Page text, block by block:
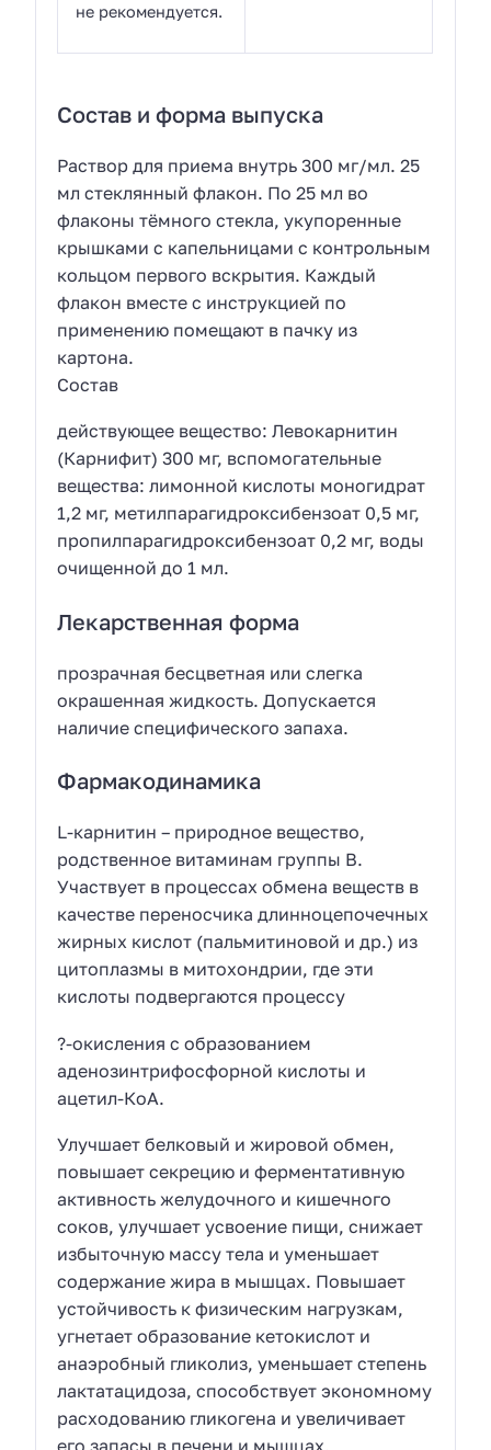
не рекомендуется.
Состав и форма выпуска
Раствор для приема внутрь 300 мг/мл. 25
мл стеклянный флакон. По 25 мл во
флаконы тёмного стекла, укупоренные
крышками с капельницами с контрольным
кольцом первого вскрытия. Каждый
флакон вместе с инструкцией по
применению помещают в пачку из
картона.
Состав
действующее вещество: Левокарнитин
(Карнифит) 300 мг, вспомогательные
вещества: лимонной кислоты моногидрат
1,2 мг, метилпарагидроксибензоат 0,5 мг,
пропилпарагидроксибензоат 0,2 мг, воды
очищенной до 1 мл.
Лекарственная форма
прозрачная бесцветная или слегка
окрашенная жидкость. Допускается
наличие специфического запаха.
Фармакодинамика
L-карнитин – природное вещество,
родственное витаминам группы В.
Участвует в процессах обмена веществ в
качестве переносчика длинноцепочечных
жирных кислот (пальмитиновой и др.) из
цитоплазмы в митохондрии, где эти
кислоты подвергаются процессу
?-окисления с образованием
аденозинтрифосфорной кислоты и
ацетил-КоА.
Улучшает белковый и жировой обмен,
повышает секрецию и ферментативную
активность желудочного и кишечного
соков, улучшает усвоение пищи, снижает
избыточную массу тела и уменьшает
содержание жира в мышцах. Повышает
устойчивость к физическим нагрузкам,
угнетает образование кетокислот и
анаэробный гликолиз, уменьшает степень
лактатацидоза, способствует экономному
расходованию гликогена и увеличивает